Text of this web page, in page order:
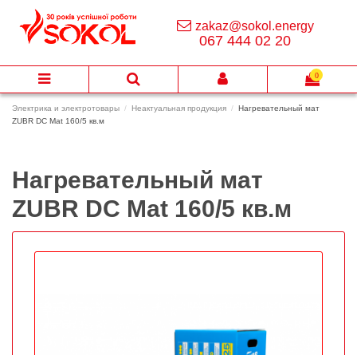
Электрика и электротовары Неактуальная продукция
Нагревательный мат
ZUBR DC Mat 160/5 кв.м
Нагревательный мат
ZUBR DC Mat 160/5 кв.м
zakaz@sokol.energy
067 444 02 20
0